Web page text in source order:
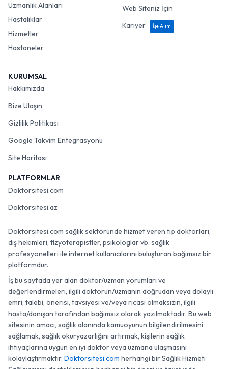
Uzmanlık Alanları
Hastalıklar
Hizmetler
Hastaneler
Web Siteniz İçin
Kariyer
İşe Alım
KURUMSAL
Hakkımızda
Bize Ulaşın
Gizlilik Politikası
Google Takvim Entegrasyonu
Site Haritası
PLATFORMLAR
Doktorsitesi.com
Doktorsitesi.az
Doktorsitesi.com sağlık sektöründe hizmet veren tıp doktorları,
diş hekimleri, fizyoterapistler, psikologlar vb. sağlık
profesyonelleri ile internet kullanıcılarını buluşturan bağımsız bir
platformdur.
İş bu sayfada yer alan doktor/uzman yorumları ve
değerlendirmeleri, ilgili doktorun/uzmanın doğrudan veya dolaylı
emri, talebi, önerisi, tavsiyesi ve/veya ricası olmaksızın, ilgili
hasta/danışan tarafından bağımsız olarak yazılmaktadır. Bu web
sitesinin amacı, sağlık alanında kamuoyunun bilgilendirilmesini
sağlamak, sağlık okuryazarlığını artırmak, kişilerin sağlık
ihtiyaçlarına uygun en iyi doktor veya uzmana ulaşmasını
kolaylaştırmaktır. Doktorsitesi.com herhangi bir Sağlık Hizmeti